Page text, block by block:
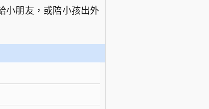
小朋友，或陪小孩出外